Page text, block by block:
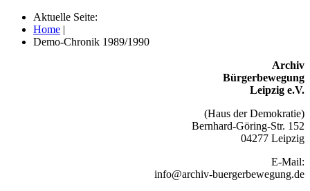
Aktuelle Seite:
Home |
Demo-Chronik 1989/1990
Archiv
Bürgerbewegung
Leipzig e.V.
(Haus der Demokratie)
Bernhard-Göring-Str. 152
04277 Leipzig
E-Mail:
info@archiv-buergerbewegung.de